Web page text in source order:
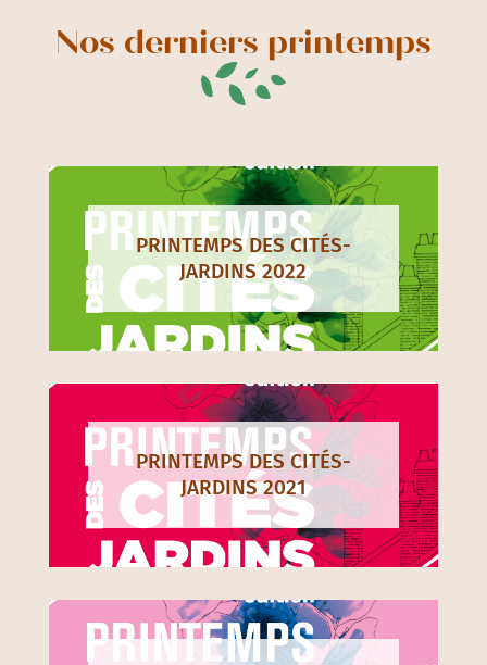
Nos derniers printemps
PRINTEMPS DES CITÉS-
JARDINS 2022
PRINTEMPS DES CITÉS-
JARDINS 2021